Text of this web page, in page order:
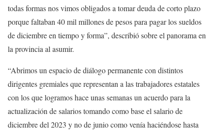
todas formas nos vimos obligados a tomar deuda de corto plazo
porque faltaban 40mil millones de pesos para pagarlos sueldos
de diciembre en tiempo y forma”, describió sobre el panorama en
la provincia al asumir.
“Abrimos un espacio de diálogo permanente con distintos
dirigentes gremiales que representan a las trabajadores estatales
con los que logramos hace unas semanas un acuerdo para la
actualización de salarios tomando como base el salario de
diciembre del 2023 y no de junio como venía haciéndose hasta